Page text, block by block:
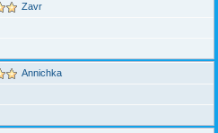
Zavr
Annichka